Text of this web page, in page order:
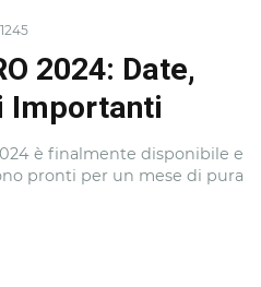
1245
2024: Date,
Importanti
è finalmente disponibile e
pronti per un mese di pura